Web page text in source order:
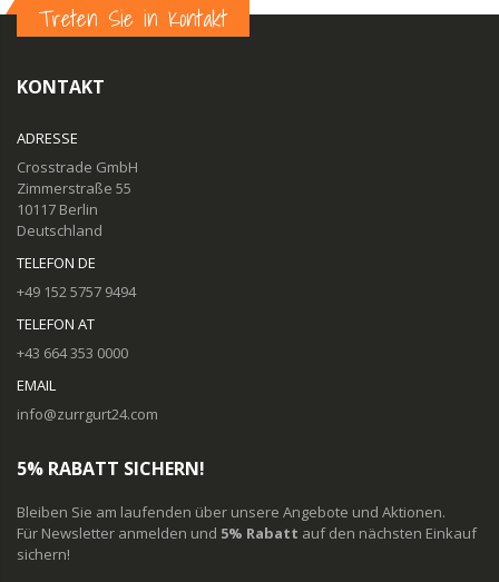
Treten Sie in Kontakt
KONTAKT
ADRESSE
Crosstrade GmbH
Zimmerstraße 55
10117 Berlin
Deutschland
TELEFON DE
+49 152 5757 9494
TELEFON AT
+43 664 353 0000
EMAIL
info@zurrgurt24.com
5% RABATT SICHERN!
Bleiben Sie am laufenden über unsere Angebote und Aktionen.
Für Newsletter anmelden und 5% Rabatt auf den nächsten Einkauf
sichern!